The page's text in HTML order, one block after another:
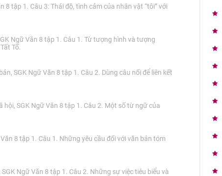
8 tập 1. Câu 3: Thái độ, tình cảm của nhân vật “tôi” với
Ngữ Văn 8 tập 1. Câu 1. Từ tượng hình và tượng
Tố.
SGK Ngữ Văn 8 tập 1. Câu 2. Dùng câu nối để liên kết
SGK Ngữ Văn 8 tập 1. Câu 2. Một số từ ngữ của
8 tập 1. Câu 1. Những yêu cầu đối với văn bản tóm
Ngữ Văn 8 tập 1. Câu 2. Những sự việc tiêu biểu và